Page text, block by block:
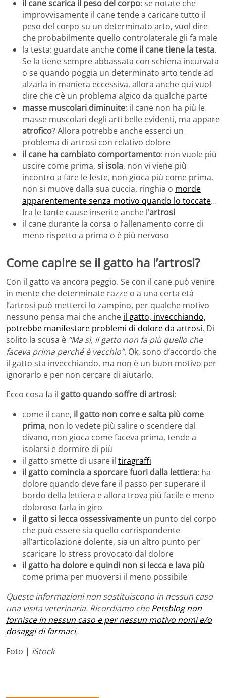
il cane scarica il peso del corpo: se notate che
improvvisamente il cane tende a caricare tutto il
peso del corpo su un determinato arto, vuol dire
che probabilmente quello controlaterale gli fa male
la testa: guardate anche come il cane tiene la testa.
Se la tiene sempre abbassata con schiena incurvata
o se quando poggia un determinato arto tende ad
alzarla in maniera eccessiva, allora anche qui vuol
dire che c’è un problema algico da qualche parte
masse muscolari diminuite: il cane non ha più le
masse muscolari degli arti belle evidenti, ma appare
atrofico? Allora potrebbe anche esserci un
problema di artrosi con relativo dolore
il cane ha cambiato comportamento: non vuole più
uscire come prima, si isola, non vi viene più
incontro a fare le feste, non gioca più come prima,
non si muove dalla sua cuccia, ringhia o morde
apparentemente senza motivo quando lo toccate…
fra le tante cause inserite anche l’artrosi
il cane durante la corsa o l’allenamento corre di
meno rispetto a prima o è più nervoso
Come capire se il gatto ha l’artrosi?
Con il gatto va ancora peggio. Se con il cane può venire
in mente che determinate razze o a una certa età
l’artrosi può metterci lo zampino, per qualche motivo
nessuno pensa mai che anche il gatto, invecchiando,
potrebbe manifestare problemi di dolore da artrosi. Di
solito la scusa è “Ma sì, il gatto non fa più quello che
faceva prima perché è vecchio”. Ok, sono d’accordo che
il gatto sta invecchiando, ma non è un buon motivo per
ignorarlo e per non cercare di aiutarlo.
Ecco cosa fa il gatto quando soffre di artrosi:
come il cane, il gatto non corre e salta più come
prima, non lo vedete più salire o scendere dal
divano, non gioca come faceva prima, tende a
isolarsi e dormire di più
il gatto smette di usare il tiragraffi
il gatto comincia a sporcare fuori dalla lettiera: ha
dolore quando deve fare il passo per superare il
bordo della lettiera e allora trova più facile e meno
doloroso farla in giro
il gatto si lecca ossessivamente un punto del corpo
che può essere sia quello corrispondente
all’articolazione dolente, sia un altro punto per
scaricare lo stress provocato dal dolore
il gatto ha dolore e quindi non si lecca e lava più
come prima per muoversi il meno possibile
Queste informazioni non sostituiscono in nessun caso
una visita veterinaria. Ricordiamo chePetsblog non
fornisce in nessun caso e per nessun motivo nomi e/o
dosaggi di farmaci.
Foto | iStock